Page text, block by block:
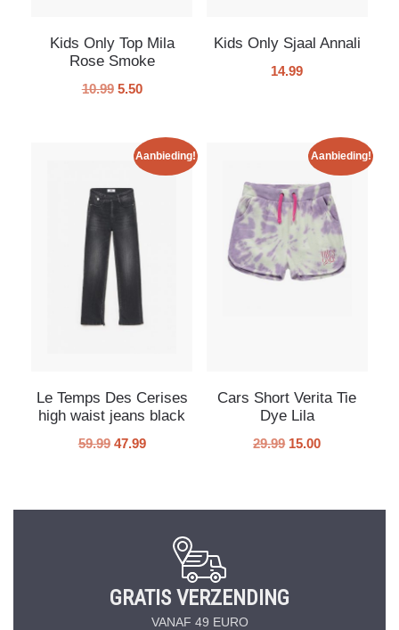
Kids Only Top Mila
Rose Smoke
10.99 5.50
Kids Only Sjaal Annali
14.99
Aanbieding!
Le Temps Des Cerises
high waist jeans black
59.99 47.99
Aanbieding!
Cars Short Verita Tie
Dye Lila
29.99 15.00
GRATIS VERZENDING
VANAF 49 EURO